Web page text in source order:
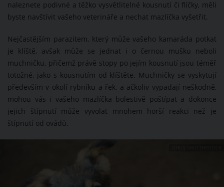
naleznete podivné a těžko vysvětlitelné kousnutí či flíčky, měli
byste navštívit vašeho veterináře a nechat mazlíčka vyšetřit.
Nejčastějším parazitem, který může vašeho kamaráda potkat
je klíště, avšak může se jednat i o černou mušku neboli
muchničku, přičemž právě stopy po jejím kousnutí jsou téměř
totožné, jako s kousnutím od klíštěte. Muchničky se vyskytují
především v okolí rybníku a řek, a ačkoliv vypadají neškodně,
mohou vás i vašeho mazlíčka bolestivě poštípat a dokonce
jejich štípnutí může vyvolat mnohem horší reakci než je
štípnutí od ovádů.